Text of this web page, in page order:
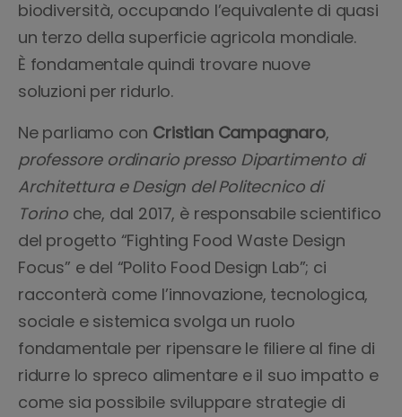
biodiversità, occupando l’equivalente di quasi
un terzo della superficie agricola mondiale.
È fondamentale quindi trovare nuove
soluzioni per ridurlo.
Ne parliamo con Cristian Campagnaro,
professore ordinario presso Dipartimento di
Architettura e Design del Politecnico di
Torinoche, dal 2017, è responsabile scientifico
del progetto “Fighting Food Waste Design
Focus” e del “Polito Food Design Lab”; ci
racconterà come l’innovazione, tecnologica,
sociale e sistemica svolga un ruolo
fondamentale per ripensare le filiere al fine di
ridurre lo spreco alimentare e il suo impatto e
come sia possibile sviluppare strategie di